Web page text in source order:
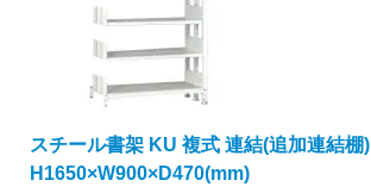
スチール書架 KU 複式 連結(追加連結棚)
H1650×W900×D470(mm)